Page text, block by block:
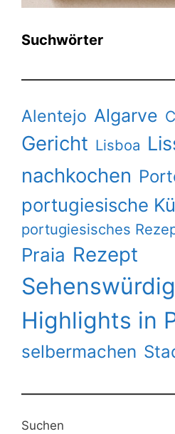
Suchwörter
Alentejo Algarve
Gericht Lisboa
nachkochen
portugiesische
portugiesisches
Praia Rezept
Highlights in
selbermachen
Suchen